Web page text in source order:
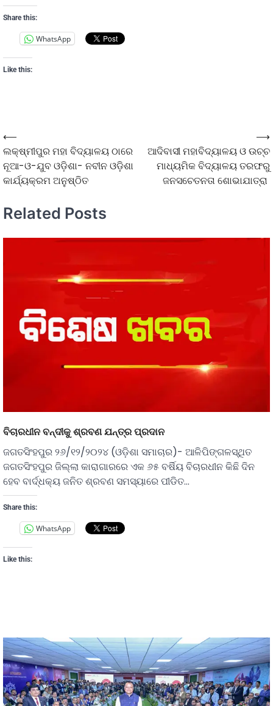
Share this:
WhatsApp
Like this:
⟵
ଲକ୍ଷ୍ମୀପୁର ମହା ବିଦ୍ୟାଳୟ ଠାରେ
ନୂଆ-ଓ-ଯୁବ ଓଡ଼ିଶା- ନବୀନ ଓଡ଼ିଶା
କାର୍ଯ୍ୟକ୍ରମ ଅନୁଷ୍ଠିତ
ଆଦିବାସୀ ମହାବିଦ୍ୟାଳୟ ଓ ଉଚ୍ଚ
ମାଧ୍ୟମିକ ବିଦ୍ୟାଳୟ ତରଫରୁ
ଜନସଚେତନତା ଶୋଭାଯାତ୍ରା
⟶
Related Posts
ବିଚାରଧୀନ ବନ୍ଦୀକୁ ଶ୍ରବଣ ଯନ୍ତ୍ର ପ୍ରଦାନ
ଜଗତସିଂହପୁର ୨୬/୧୨/୨୦୨୪ (ଓଡ଼ିଶା ସମାଚାର)- ଆଳିପିଙ୍ଗଳସ୍ଥିତ
ଜଗତସିଂହପୁର ଜିଲ୍ଲା କାରାଗାରରେ ଏକ ୬୫ ବର୍ଷିୟ ବିଚାରଧୀନ କିଛି ଦିନ
ହେବ ବାର୍ଦ୍ଧକ୍ୟ ଜନିତ ଶ୍ରବଣ ସମସ୍ୟାରେ ପୀଡିତ…
Share this:
WhatsApp
Like this: